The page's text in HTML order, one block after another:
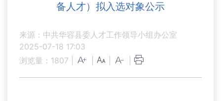
备人才）拟入选对象公示
来源：中共华容县委人才工作领导小组办公室
2025-07-18 17:03
浏览量： 1807